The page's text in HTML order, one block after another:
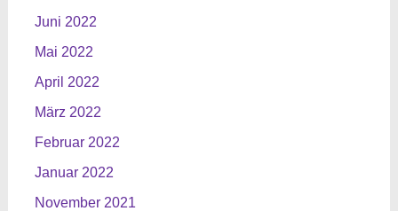
Juni 2022
Mai 2022
April 2022
März 2022
Februar 2022
Januar 2022
November 2021